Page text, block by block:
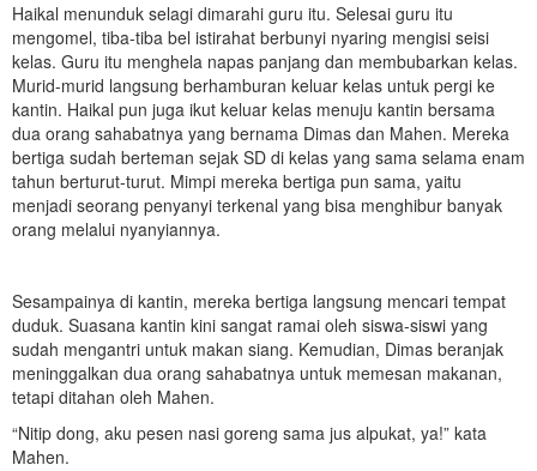
Haikal menunduk selagi dimarahi guru itu. Selesai guru itu
mengomel, tiba-tiba bel istirahat berbunyi nyaring mengisi seisi
kelas. Guru itu menghela napas panjang dan membubarkan kelas.
Murid-murid langsung berhamburan keluar kelas untuk pergi ke
kantin. Haikal pun juga ikut keluar kelas menuju kantin bersama
dua orang sahabatnya yang bernama Dimas dan Mahen. Mereka
bertiga sudah berteman sejak SD di kelas yang sama selama enam
tahun berturut-turut. Mimpi mereka bertiga pun sama, yaitu
menjadi seorang penyanyi terkenal yang bisa menghibur banyak
orang melalui nyanyiannya.
Sesampainya di kantin, mereka bertiga langsung mencari tempat
duduk. Suasana kantin kini sangat ramai oleh siswa-siswi yang
sudah mengantri untuk makan siang. Kemudian, Dimas beranjak
meninggalkan dua orang sahabatnya untuk memesan makanan,
tetapi ditahan oleh Mahen.
“Nitip dong, aku pesen nasi goreng sama jus alpukat, ya!” kata
Mahen.